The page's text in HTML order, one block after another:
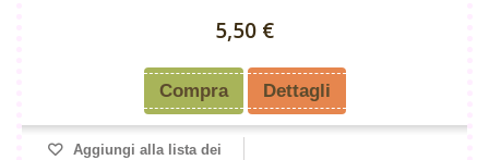
5,50 €
Compra Dettagli
Aggiungi alla lista dei